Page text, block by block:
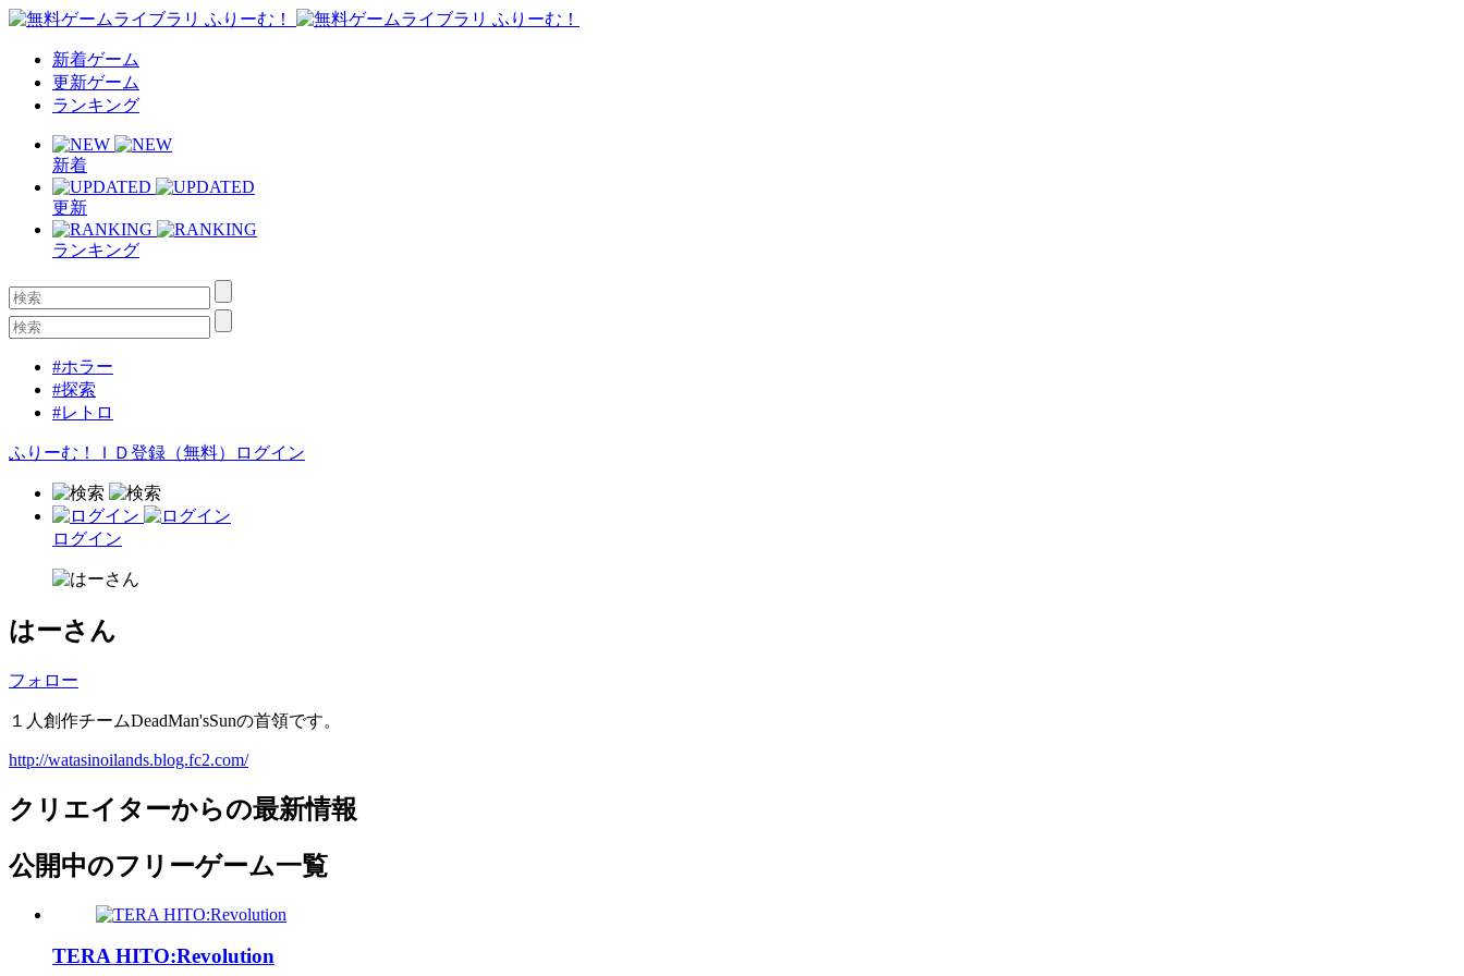
新着ゲーム
更新ゲーム
ランキング
新着
更新
ランキング
#ホラー
#探索
#レトロ
ふりーむ！ＩＤ登録（無料） ログイン
ログイン
はーさん
フォロー
１人創作チームDeadMan'sSunの首領です。
http://watasinoilands.blog.fc2.com/
クリエイターからの最新情報
公開中のフリーゲーム一覧
TERA HITO:Revolution